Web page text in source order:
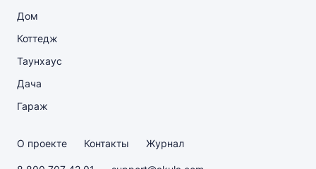
Дом
Коттедж
Таунхаус
Дача
Гараж
О проекте Контакты Журнал